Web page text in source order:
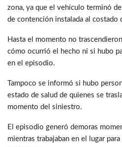
zona, ya que el vehículo terminó
de contención instalada al costado
Hasta el momento no
cómo ocurrió el hecho ni si hubo
en el episodio.
Tampoco se informó si hubo
estado de salud de quienes se
momento del siniestro.
El episodio generó demoras
mientras trabajaban en el lugar